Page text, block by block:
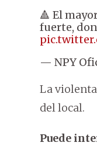
🔺 El
fuerte,
— NPY
La
del local.
Puede